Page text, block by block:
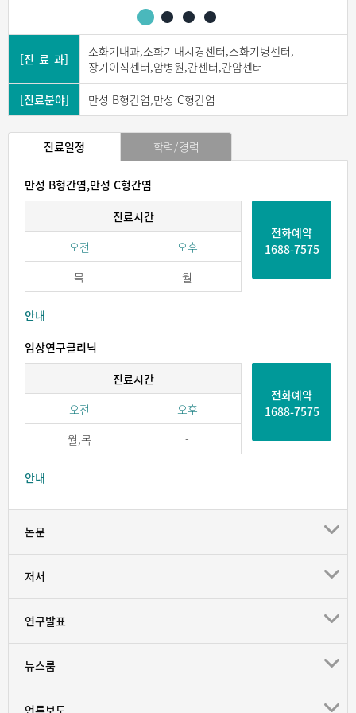
[진 료 과]
소화기내과,소화기내시경센터,소화기병센터,
장기이식센터,암병원,간센터,간암센터
[진료분야] 만성 B형간염,만성 C형간염
진료일정 학력/경력
만성 B형간염,만성 C형간염
진료시간
오전
오후
목
월
전화예약
1688-7575
안내
임상연구클리닉
진료시간
오전
오후
월,목
-
전화예약
1688-7575
안내
논문
저서
연구발표
뉴스룸
언론보도